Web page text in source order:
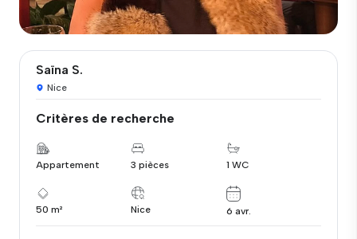
Saïna S.
Nice
Critères de recherche
Appartement 3 pièces 1 WC
50 m² Nice 6 avr.